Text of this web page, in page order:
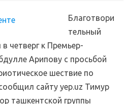
Благотвори
тельный
четверг к Премьер-
Арипову с просьбой
шествие по
сайту yep.uz Тимур
ташкентской группы